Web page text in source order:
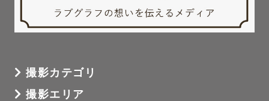
撮影カテゴリ
撮影エリア